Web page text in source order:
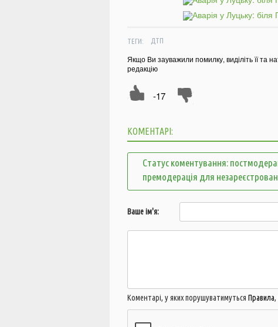
ТЕГИ: ДТП
Якщо Ви зауважили помилку, виділіть її та
редакцію
-17
КОМЕНТАРІ:
Статус коментування:
премодерація для
Ваше ім'я:
Коментарі, у яких порушуватимуться Правила,